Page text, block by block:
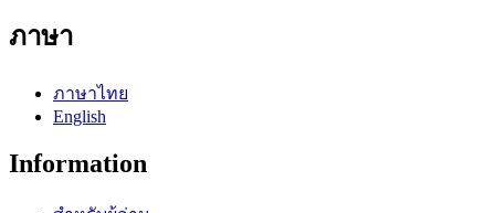
ภาษา
ภาษาไทย
English
Information